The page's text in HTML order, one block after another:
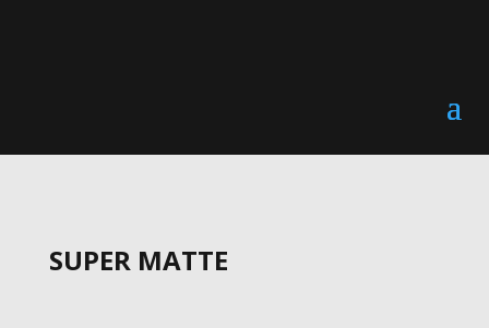
SUPER MATTE